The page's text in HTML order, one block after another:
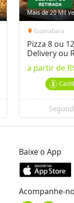
Mais de 20 Mil
location_on Guanabara
Pizza 8 ou
Delivery ou
a partir de
Baixe o App
Acompanhe-